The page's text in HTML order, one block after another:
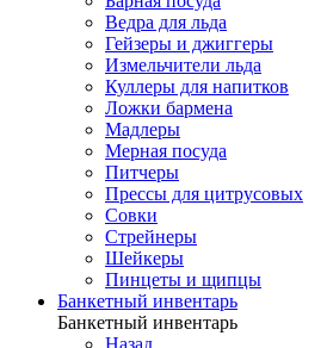
Ведра для льда
Гейзеры и джиггеры
Измельчители льда
Куллеры для напитков
Ложки бармена
Мадлеры
Мерная посуда
Питчеры
Прессы для цитрусовых
Совки
Стрейнеры
Шейкеры
Пинцеты и щипцы
Банкетный инвентарь
Банкетный инвентарь
Назад